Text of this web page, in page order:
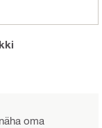
näha oma